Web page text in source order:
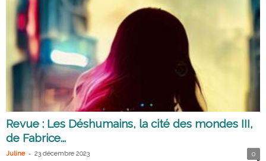
Revue : Les Déshumains, la cité des mondes III,
de Fabrice...
Juline - 23 décembre 2023 0